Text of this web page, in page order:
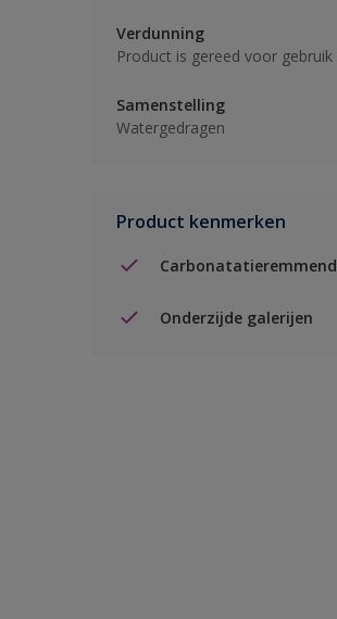
Verdunning
Product is gereed voor gebruik
Samenstelling
Watergedragen
Product kenmerken
Carbonatatieremmend
Onderzijde galerijen